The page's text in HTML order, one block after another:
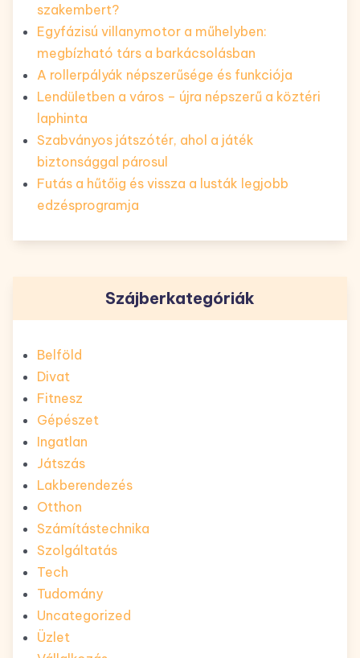
szakembert?
Egyfázisú villanymotor a műhelyben:
megbízható társ a barkácsolásban
A rollerpályák népszerűsége és funkciója
Lendületben a város – újra népszerű a köztéri
laphinta
Szabványos játszótér, ahol a játék
biztonsággal párosul
Futás a hűtőig és vissza a lusták legjobb
edzésprogramja
Szájberkategóriák
Belföld
Divat
Fitnesz
Gépészet
Ingatlan
Játszás
Lakberendezés
Otthon
Számítástechnika
Szolgáltatás
Tech
Tudomány
Uncategorized
Üzlet